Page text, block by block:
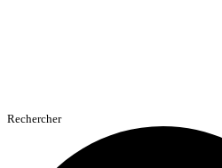
Rechercher